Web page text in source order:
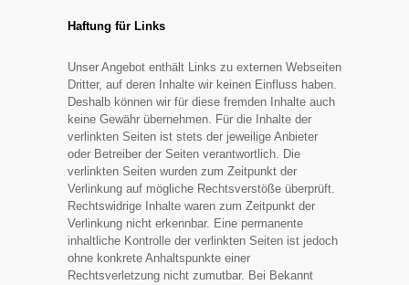
Haftung für Links
Unser Angebot enthält Links zu externen Webseiten
Dritter, auf deren Inhalte wir keinen Einfluss haben.
Deshalb können wir für diese fremden Inhalte auch
keine Gewähr übernehmen. Für die Inhalte der
verlinkten Seiten ist stets der jeweilige Anbieter
oder Betreiber der Seiten verantwortlich. Die
verlinkten Seiten wurden zum Zeitpunkt der
Verlinkung auf mögliche Rechtsverstöße überprüft.
Rechtswidrige Inhalte waren zum Zeitpunkt der
Verlinkung nicht erkennbar. Eine permanente
inhaltliche Kontrolle der verlinkten Seiten ist jedoch
ohne konkrete Anhaltspunkte einer
Rechtsverletzung nicht zumutbar. Bei Bekannt